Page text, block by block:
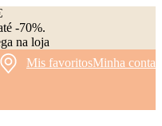
-70%.
na loja
Mis favoritosMinha conta